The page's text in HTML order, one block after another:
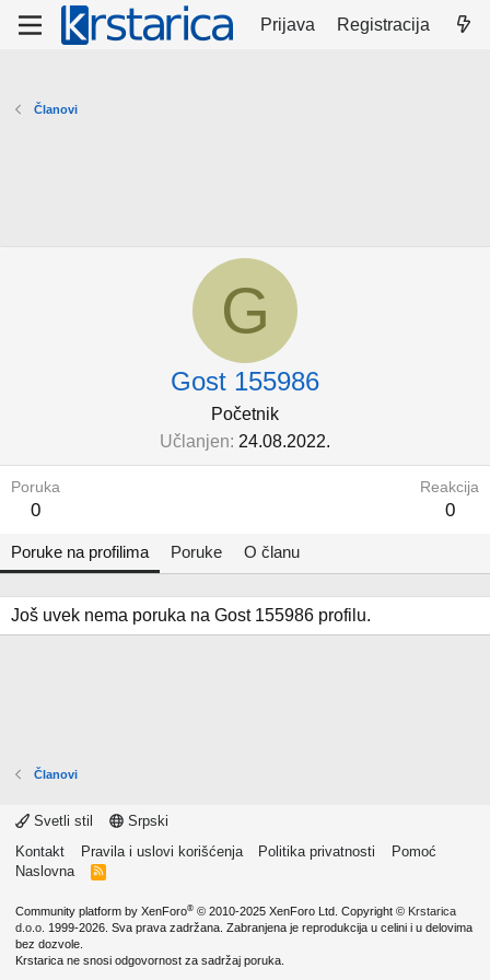
Prijava Registracija
Članovi
G
Gost 155986
Početnik
Učlanjen 24.08.2022.
Poruka
0
Reakcija
0
Poruke na profilima Poruke O članu
Još uvek nema poruka na Gost 155986 profilu.
Članovi
Svetli stil
Srpski
Kontakt
Pravila i uslovi korišćenja Politika privatnosti
Pomoć
Naslovna
R
Community platform by XenForo® © 2010-2025 XenForo Ltd. Copyright © Krstarica
d.o.o. 1999-2026. Sva prava zadržana. Zabranjena je reprodukcija u celini i u delovima
bez dozvole.
Krstarica ne snosi odgovornost za sadržaj poruka.